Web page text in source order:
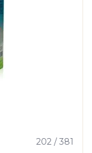
202 / 381